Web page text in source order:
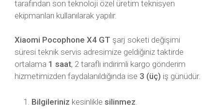
tarafından son teknoloji özel üretim teknisyen
ekipmanları kullanılarak yapılır.
Xiaomi Pocophone X4 GT şarj soketi değişimi
süresi teknik servis adresimize geldiğiniz taktirde
ortalama 1 saat, 2 taraflı indirimli kargo gönderim
hizmetimizden faydalanıldığında ise 3 (üç) iş günüdür.
Bilgileriniz kesinlikle silinmez.